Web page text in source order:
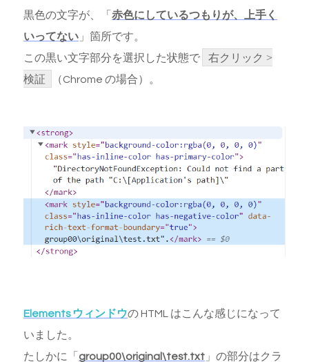
黒色の文字が、「 赤色にしているつもりが、上手く
いってない 」箇所です。
この黒い文字部分を選択した状態で
右クリック >
検証
（Chrome の場合）。
Elements ウィンドウの HTML はこんな感じになって
いました。
たしかに「 group00\original\test.txt 」の部分はクラ